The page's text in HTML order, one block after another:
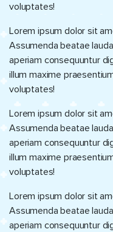
voluptates!
Lorem ipsum dolor sit
Assumenda beatae
aperiam consequuntur
illum maxime
voluptates!
Lorem ipsum dolor sit
Assumenda beatae
aperiam consequuntur
illum maxime
voluptates!
Lorem ipsum dolor sit
Assumenda beatae
aperiam consequuntur